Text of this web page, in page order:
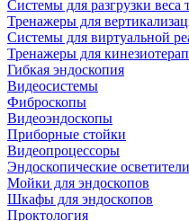
Системы для разгрузки веса
Тренажеры для
Системы для виртуальной
Тренажеры для
Гибкая эндоскопия
Видеосистемы
Фиброскопы
Видеоэндоскопы
Приборные стойки
Видеопроцессоры
Эндоскопические осветители
Мойки для эндоскопов
Шкафы для эндоскопов
Проктология